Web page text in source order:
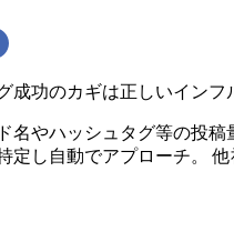
成功のカギは正しいインフ
名やハッシュタグ等の投
定し自動でアプローチ。